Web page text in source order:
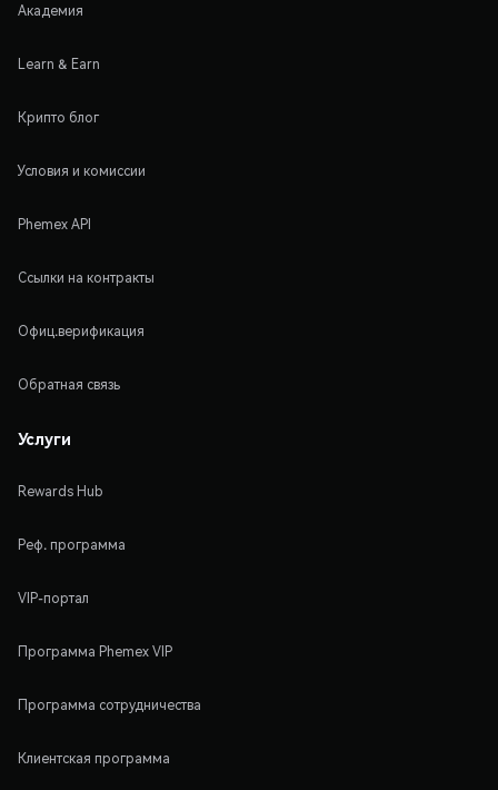
Академия
Learn & Earn
Крипто блог
Условия и комиссии
Phemex API
Ссылки на контракты
Офиц.верификация
Обратная связь
Услуги
Rewards Hub
Реф. программа
VIP-портал
Программа Phemex VIP
Программа сотрудничества
Клиентская программа